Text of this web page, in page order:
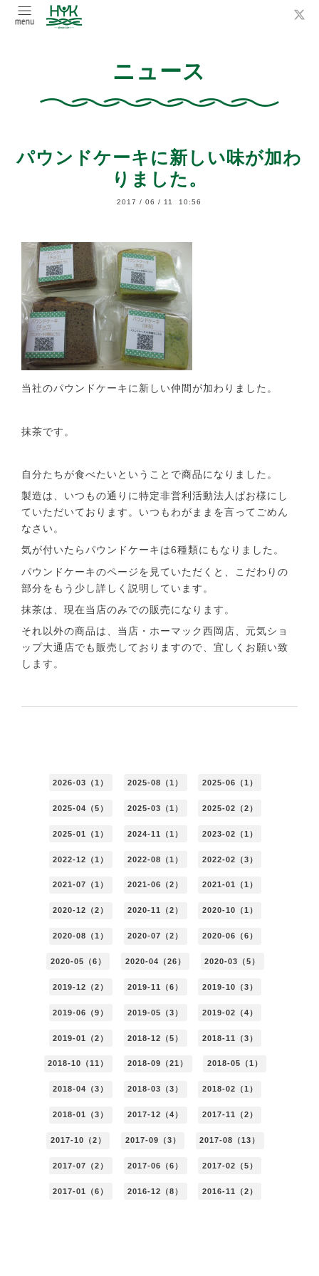
ニュース
パウンドケーキに新しい味が加わ
りました。
2017 /06 / 11 10:56
当社のパウンドケーキに新しい仲間が加わりました。
抹茶です。
自分たちが食べたいということで商品になりました。
製造は、いつもの通りに特定非営利活動法人ぱお様にし
ていただいております。いつもわがままを言ってごめん
なさい。
気が付いたらパウンドケーキは6種類にもなりました。
パウンドケーキのページを見ていただくと、こだわりの
部分をもう少し詳しく説明しています。
抹茶は、現在当店のみでの販売になります。
それ以外の商品は、当店・ホーマック西岡店、元気ショ
ップ大通店でも販売しておりますので、宜しくお願い致
します。
2026-03（1） 2025-08（1） 2025-06（1）
2025-04（5） 2025-03（1） 2025-02（2）
2025-01（1） 2024-11（1） 2023-02（1）
2022-12（1） 2022-08（1） 2022-02（3）
2021-07（1） 2021-06（2） 2021-01（1）
2020-12（2） 2020-11（2） 2020-10（1）
2020-08（1） 2020-07（2） 2020-06（6）
2020-05（6） 2020-04（26） 2020-03（5）
2019-12（2） 2019-11（6） 2019-10（3）
2019-06（9） 2019-05（3） 2019-02（4）
2019-01（2） 2018-12（5） 2018-11（3）
2018-10（11） 2018-09（21） 2018-05（1）
2018-04（3） 2018-03（3） 2018-02（1）
2018-01（3） 2017-12（4） 2017-11（2）
2017-10（2） 2017-09（3） 2017-08（13）
2017-07（2） 2017-06（6） 2017-02（5）
2017-01（6） 2016-12（8） 2016-11（2）